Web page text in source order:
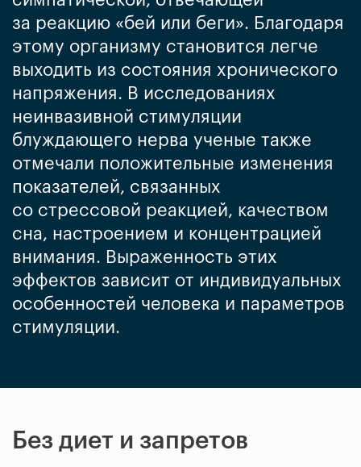
за реакцию «бей или беги». Благодаря
этому организму становится легче
выходить из состояния хронического
напряжения. В исследованиях
неинвазивной стимуляции
блуждающего нерва ученые также
отмечали положительные изменения
показателей, связанных
со стрессовой реакцией, качеством
сна, настроением и концентрацией
внимания. Выраженность этих
эффектов зависит от индивидуальных
особенностей человека и параметров
стимуляции.
Без диет и запретов